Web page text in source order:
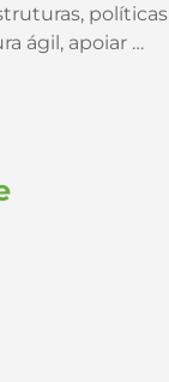
políticas
ágil, apoiar …